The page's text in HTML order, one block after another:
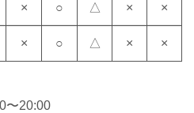
× ○ △ × ×
× ○ △ × ×
〜20:00